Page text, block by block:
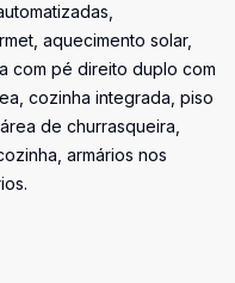
aquecimento solar,
com pé direito duplo com
cozinha integrada, piso
de churrasqueira,
armários nos